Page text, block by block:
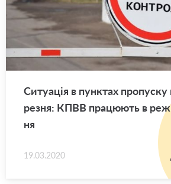
Си­ту­а­ція в пун­ктах
ре­зня: КПВВ пра­цю­ють в
ня
19.03.2020